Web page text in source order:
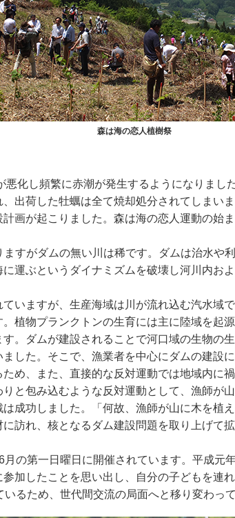
森は海の恋人植樹祭
化し頻繁に赤潮が発生するようになりまし
出荷した牡蠣は全て焼却処分されてしまい
画が起こりました。森は海の恋人運動の始
すがダムの無い川は稀です。ダムは治水や
運ぶというダイナミズムを破壊し河川内お
いますが、生産海域は川が流れ込む汽水域
植物プランクトンの生育には主に陸域を起
。ダムが建設されることで河口域の生物の
した。そこで、漁業者を中心にダムの建設
め、また、直接的な反対運動では地域内に
と包み込むような反対運動として、漁師が
成功しました。「何故、漁師が山に木を植
訪れ、核となるダム建設問題を取り上げて
の第一日曜日に開催されています。平成元
加したことを思い出し、自分の子どもを連
るため、世代間交流の局面へと移り変わって